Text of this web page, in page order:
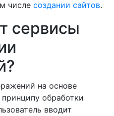
числе создании сайтов.
сервисы
на основе
обработки
вводит